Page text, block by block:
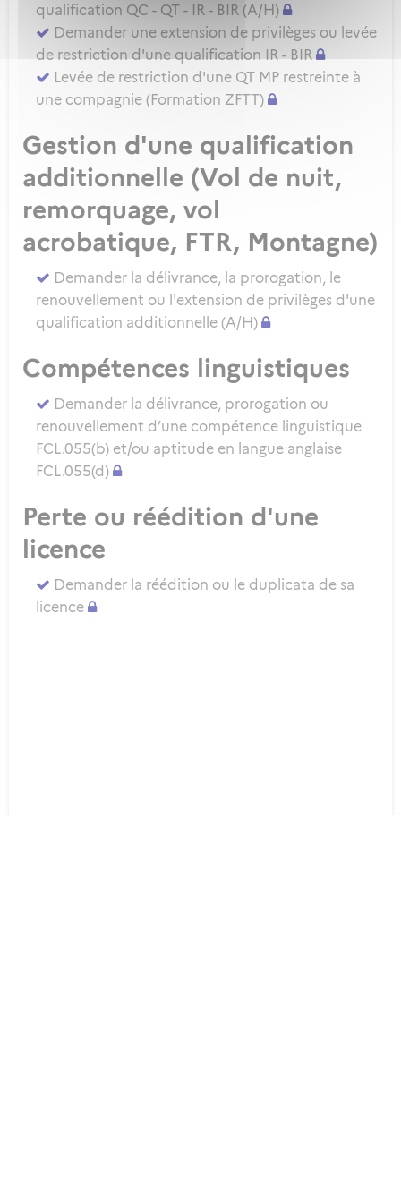
qualification QC - QT - IR - BIR (A/H)
Demander une extension de privilèges ou levée
de restriction d'une qualification IR - BIR
Levée de restriction d'une QT MP restreinte à
une compagnie (Formation ZFTT)
Gestion d'une qualification
additionnelle (Vol de nuit,
remorquage, vol
acrobatique, FTR, Montagne)
Demander la délivrance, la prorogation, le
renouvellement ou l'extension de privilèges d'une
qualification additionnelle (A/H)
Compétences linguistiques
Demander la délivrance, prorogation ou
renouvellement d’une compétence linguistique
FCL.055(b) et/ou aptitude en langue anglaise
FCL.055(d)
Perte ou réédition d'une
licence
Demander la réédition ou le duplicata de sa
licence